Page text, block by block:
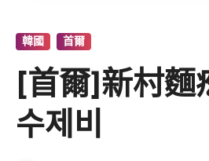
韓國 首爾
[首爾]新村麵
수제비